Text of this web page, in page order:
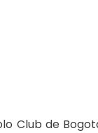
Club de